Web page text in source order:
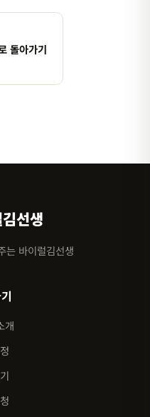
돌아가기
선생
는 바이럴김선생
개